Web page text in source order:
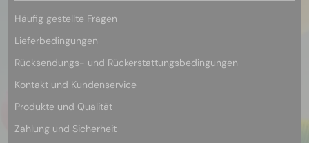
Häufig gestellte Fragen
Lieferbedingungen
Rücksendungs- und Rückerstattungsbedingungen
Kontakt und Kundenservice
Produkte und Qualität
Zahlung und Sicherheit